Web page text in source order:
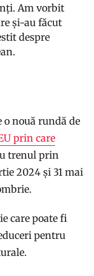
Am vorbit
și-au făcut
despre
o nouă rundă de
prin care
trenul prin
2024 și 31 mai
care poate fi
pentru